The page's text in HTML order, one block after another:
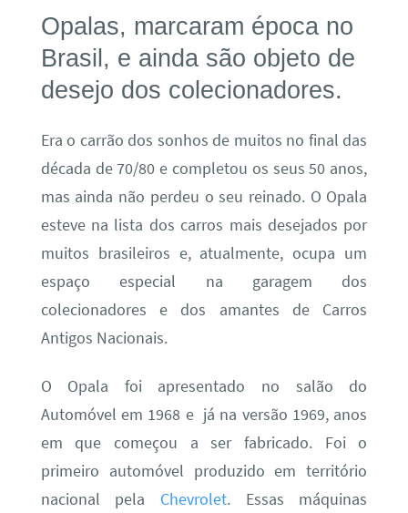
Opalas, marcaram época no
Brasil, e ainda são objeto de
desejo dos colecionadores.
Era o carrão dos sonhos de muitos no final das
década de 70/80 e completou os seus 50 anos,
mas ainda não perdeu o seu reinado. O Opala
esteve na lista dos carros mais desejados por
muitos brasileiros e, atualmente, ocupa um
espaço especial na garagem dos
colecionadores e dos amantes de Carros
Antigos Nacionais.
O Opala foi apresentado no salão do
Automóvel em 1968 e já na versão 1969, anos
em que começou a ser fabricado. Foi o
primeiro automóvel produzido em território
nacional pela Chevrolet. Essas máquinas